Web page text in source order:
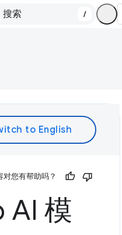
/
对您有帮助吗？
AI 模